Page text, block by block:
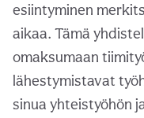
esiintyminen
aikaa. Tämä
omaksumaan
lähestymistavat
sinua yhteistyöhön